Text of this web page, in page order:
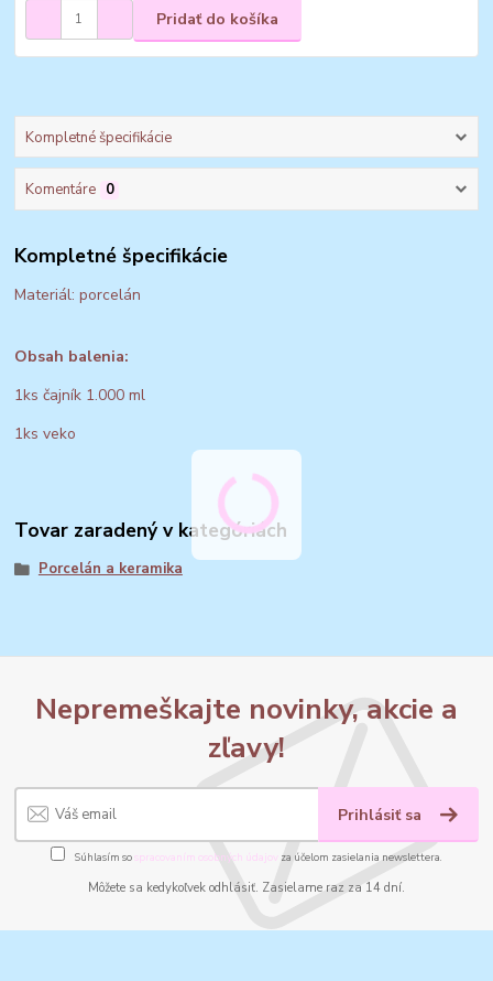
Pridať do košíka
Kompletné špecifikácie
Komentáre 0
Kompletné špecifikácie
Materiál: porcelán
Obsah balenia:
1ks čajník 1.000 ml
1ks veko
Tovar zaradený v kategóriách
Porcelán a keramika
Nepremeškajte novinky, akcie a
zľavy!
Prihlásiť sa
Súhlasím sospracovaním osobných údajov za účelom zasielania newslettera.
Môžete sa kedykoľvek odhlásiť. Zasielame raz za 14 dní.